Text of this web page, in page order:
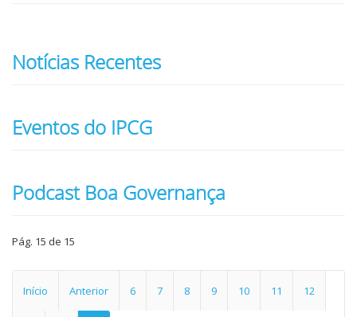
Notícias Recentes
Eventos do IPCG
Podcast Boa Governança
Pág. 15 de 15
Início Anterior 6 7 8 9 10 11 12